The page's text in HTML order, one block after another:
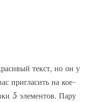
текст, но он у
пригласить на кое-
5 элементов. Пару